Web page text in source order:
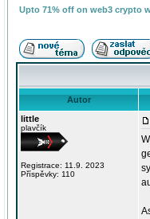
Upto 71% off on web3 crypto
Autor
little
plavčík
Registrace: 11.9. 2023
Příspěvky: 110